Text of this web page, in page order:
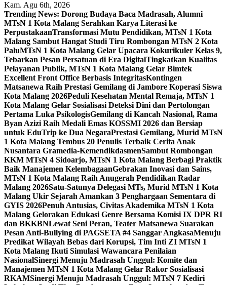
Kam. Agu 6th, 2026
Trending News: Dorong Budaya Baca Madrasah, Alumni
MTsN 1 Kota Malang Serahkan Karya Literasi ke
PerpustakaanTransformasi Mutu Pendidikan, MTsN 1 Kota
Malang Sambut Hangat Studi Tiru Rombongan MTsN 2 Kota
PaluMTsN 1 Kota Malang Gelar Upacara Kokurikuler Kelas 9,
Tebarkan Pesan Persatuan di Era DigitalTingkatkan Kualitas
Pelayanan Publik, MTsN 1 Kota Malang Gelar Bimtek
Excellent Front Office Berbasis IntegritasKontingen
Matsanewa Raih Prestasi Gemilang di Jambore Koperasi Siswa
Kota Malang 2026Peduli Kesehatan Mental Remaja, MTsN 1
Kota Malang Gelar Sosialisasi Deteksi Dini dan Pertolongan
Pertama Luka PsikologisGemilang di Kancah Nasional, Rama
Byan Azizi Raih Medali Emas KOSSMI 2026 dan Bersiap
untuk EduTrip ke Dua NegaraPrestasi Gemilang, Murid MTsN
1 Kota Malang Tembus 20 Penulis Terbaik Cerita Anak
Nusantara Gramedia-KemendikdasmenSambut Rombongan
KKM MTsN 4 Sidoarjo, MTsN 1 Kota Malang Berbagi Praktik
Baik Manajemen KelembagaanGebrakan Inovasi dan Sains,
MTsN 1 Kota Malang Raih Anugerah Pendidikan Radar
Malang 2026Satu-Satunya Delegasi MTs, Murid MTsN 1 Kota
Malang Ukir Sejarah Amankan 3 Penghargaan Sementara di
GYIS 2026Penuh Antusias, Civitas Akademika MTsN 1 Kota
Malang Gelorakan Edukasi Genre Bersama Komisi IX DPR RI
dan BKKBNLewat Seni Peran, Teater Matsanewa Suarakan
Pesan Anti-Bullying di PAGSETA #4 Sanggar AngkasaMenuju
Predikat Wilayah Bebas dari Korupsi, Tim Inti ZI MTsN 1
Kota Malang Ikuti Simulasi Wawancara Penilaian
NasionalSinergi Menuju Madrasah Unggul: Komite dan
Manajemen MTsN 1 Kota Malang Gelar Rakor Sosialisasi
RKAMSinergi Menuju Madrasah Unggul: MTsN 7 Kediri